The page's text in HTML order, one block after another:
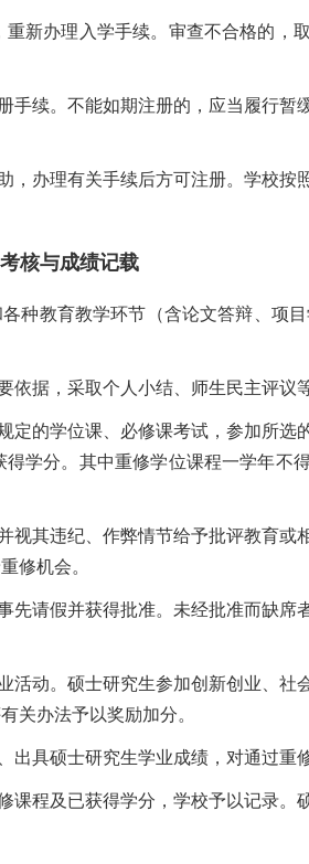
新办理入学手续。审查不合格的，
续。不能如期注册的，应当履行暂
办理有关手续后方可注册。学校按
考核与成绩记载
种教育教学环节（含论文答辩、项
据，采取个人小结、师生民主评议
定的学位课、必修课考试，参加所选
学分。其中重修学位课程一学年不
视其违纪、作弊情节给予批评教育或
修机会。
先请假并获得批准。未经批准而缺席
动。硕士研究生参加创新创业、社
关办法予以奖励加分。
具硕士研究生学业成绩，对通过重
程及已获得学分，学校予以记录。